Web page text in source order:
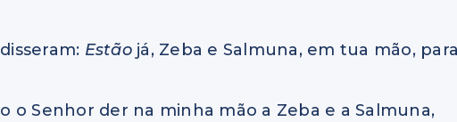
Estão já, Zeba e Salmuna, em tua mão,
o Senhor der na minha mão a Zeba e a Salmuna,